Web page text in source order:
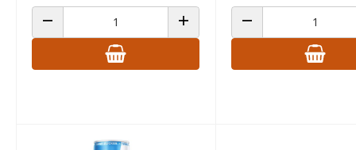
ANZAHL VERRINGERN ANZAHL ERHÖHENANZAHL VERRINGERN